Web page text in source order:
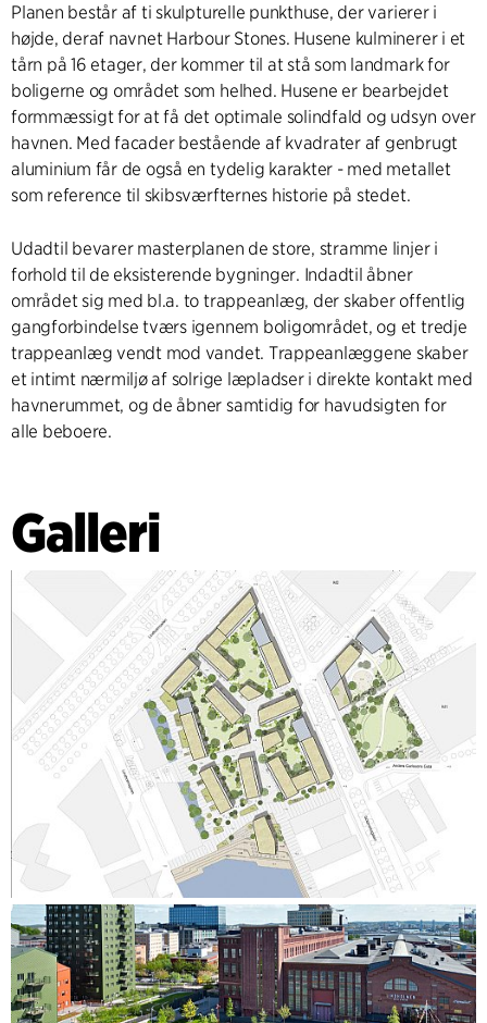
Planen består af ti skulpturelle punkthuse, der varierer i
højde, deraf navnet Harbour Stones. Husene kulminerer i et
tårn på 16 etager, der kommer til at stå som landmark for
boligerne og området som helhed. Husene er bearbejdet
formmæssigt for at få det optimale solindfald og udsyn over
havnen. Med facader bestående af kvadrater af genbrugt
aluminium får de også en tydelig karakter - med metallet
som reference til skibsværfternes historie på stedet.
Udadtil bevarer masterplanen de store, stramme linjer i
forhold til de eksisterende bygninger. Indadtil åbner
området sig med bl.a. to trappeanlæg, der skaber offentlig
gangforbindelse tværs igennem boligområdet, og et tredje
trappeanlæg vendt mod vandet. Trappeanlæggene skaber
et intimt nærmiljø af solrige læpladser i direkte kontakt med
havnerummet, og de åbner samtidig for havudsigten for
alle beboere.
Galleri